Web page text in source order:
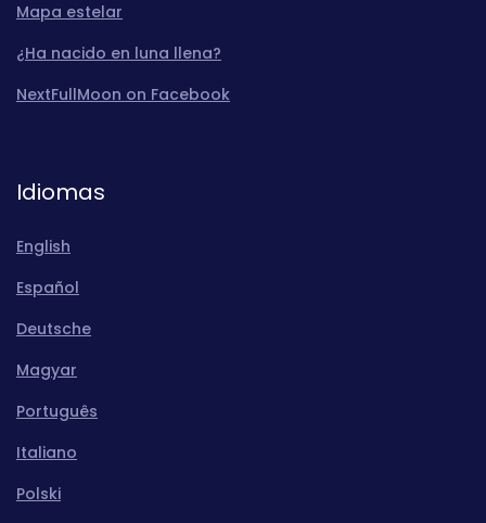
Mapa estelar
¿Ha nacido en luna llena?
NextFullMoon on Facebook
Idiomas
English
Español
Deutsche
Magyar
Português
Italiano
Polski